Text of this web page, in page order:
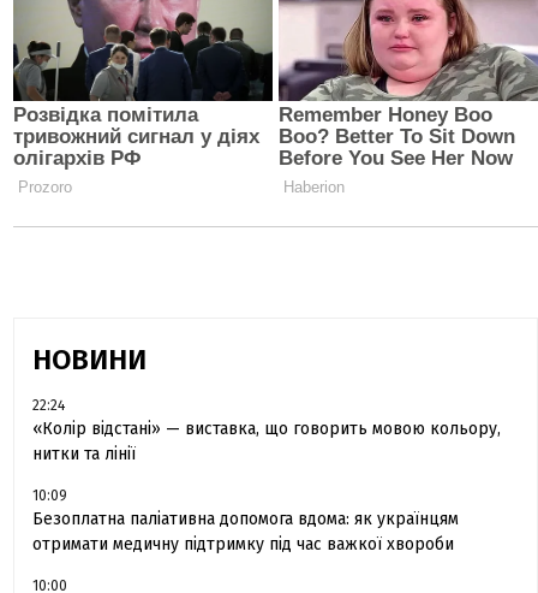
НОВИНИ
22:24
«Колір відстані» — виставка, що говорить мовою кольору,
нитки та лінії
10:09
Безоплатна паліативна допомога вдома: як українцям
отримати медичну підтримку під час важкої хвороби
10:00